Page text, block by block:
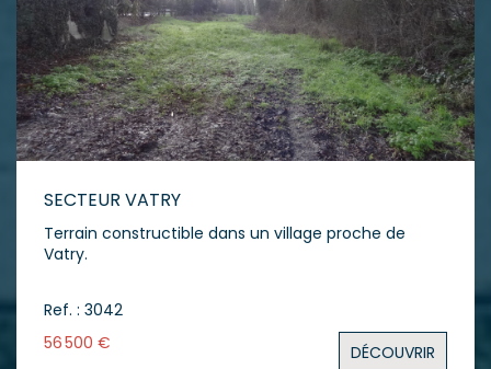
SECTEUR VATRY
Terrain constructible dans un village proche de
Vatry.
Ref. : 3042
56 500 €
DÉCOUVRIR